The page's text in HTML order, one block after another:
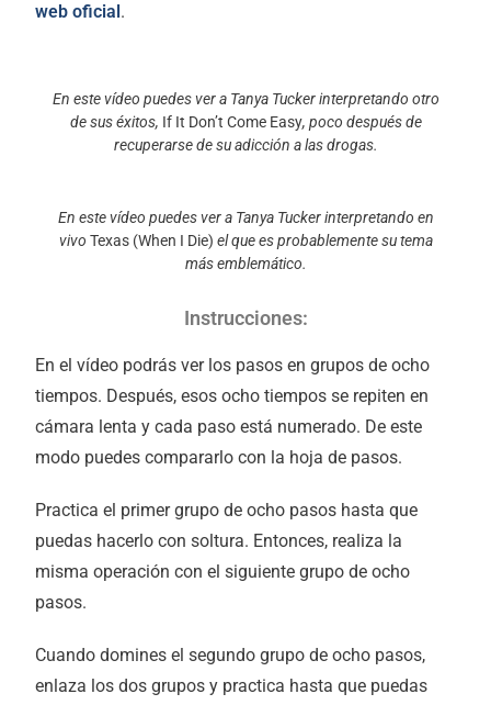
web oficial .
En este vídeo puedes ver a Tanya Tucker interpretando otro
de sus éxitos, If It Don’t Come Easy, poco después de
recuperarse de su adicción a las drogas.
En este vídeo puedes ver a Tanya Tucker interpretando en
vivo Texas (When I Die) el que es probablemente su tema
más emblemático.
Instrucciones:
En el vídeo podrás ver los pasos en grupos de ocho
tiempos. Después, esos ocho tiempos se repiten en
cámara lenta y cada paso está numerado. De este
modo puedes compararlo con la hoja de pasos.
Practica el primer grupo de ocho pasos hasta que
puedas hacerlo con soltura. Entonces, realiza la
misma operación con el siguiente grupo de ocho
pasos.
Cuando domines el segundo grupo de ocho pasos,
enlaza los dos grupos y practica hasta que puedas